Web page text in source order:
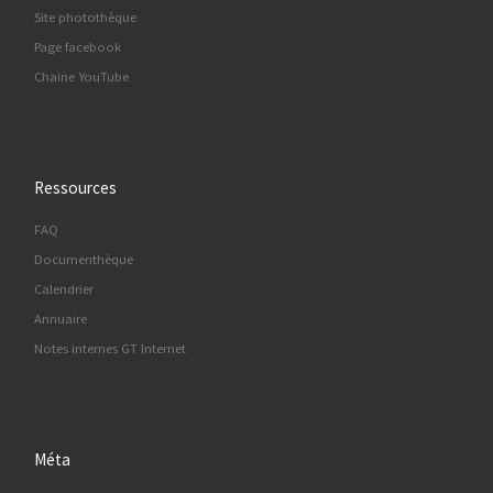
Site photothèque
Page facebook
Chaine YouTube
Ressources
FAQ
Documenthèque
Calendrier
Annuaire
Notes internes GT Internet
Méta